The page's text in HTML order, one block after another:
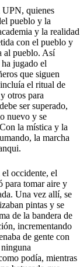
UPN, quienes
pueblo y la
y la realidad
con el pueblo y
al pueblo. Así
jugado el
que siguen
el ritual de
otros para
ser superado,
nuevo y se
la mística y la
la marcha
occidente, el
para tomar aire y
Una vez allí, se
pintas y se
de la bandera de
incrementando
de gente con
podía, mientras